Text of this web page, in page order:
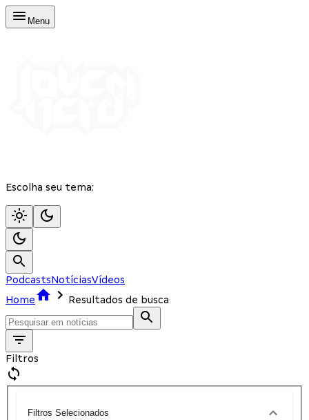
Menu
Escolha seu tema:
PodcastsNotíciasVídeos
Home
Resultados de busca
Filtros
Filtros Selecionados